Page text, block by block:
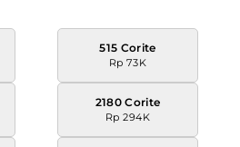
515 Corite
Rp 73K
2180 Corite
Rp 294K